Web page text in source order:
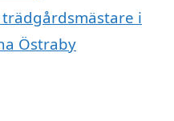
i
Östraby